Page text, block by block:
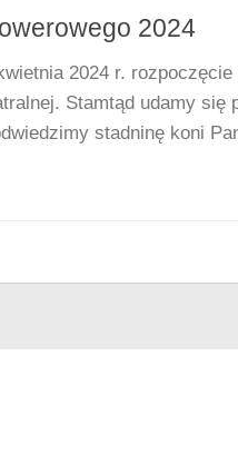
2024
2024 r.
Stamtąd udamy
stadninę koni